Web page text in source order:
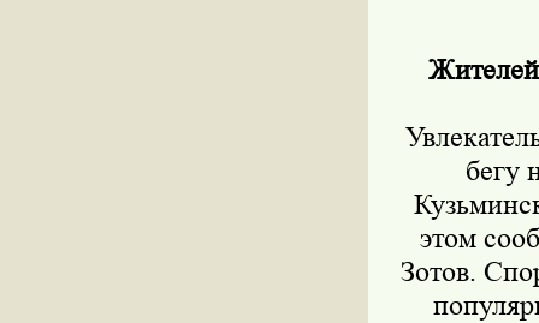
бегу
этом
Зотов.